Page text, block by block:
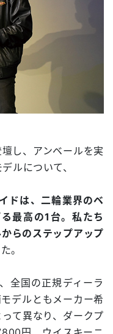
し、アンベールを実
ルについて、
ドは、二輪業界のベ
最高の1台。私たち
らのステップアップ
。
全国の正規ディーラ
デルともメーカー希
て異なり、ダークプ